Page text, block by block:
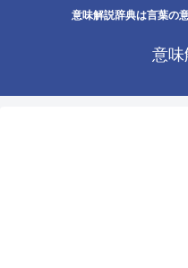
意味解説辞典は言葉の
意味